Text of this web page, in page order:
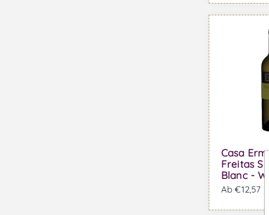
Casa
Freitas
Blanc -
Ab €12,57